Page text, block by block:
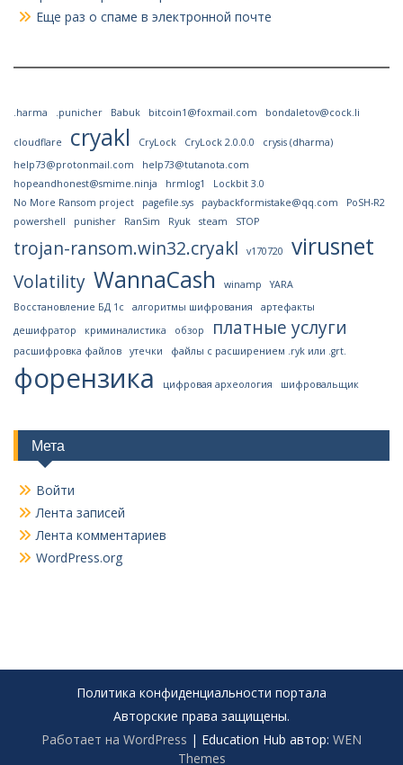
Еще раз о спаме в электронной почте
.harma .punicher Babuk bitcoin1@foxmail.com bondaletov@cock.li
cloudflare cryakl CryLock CryLock 2.0.0.0
crysis (dharma)
help73@protonmail.com
help73@tutanota.com
hopeandhonest@smime.ninja
hrmlog1
Lockbit 3.0
No More Ransom project
pagefile.sys paybackformistake@qq.com
PoSH-R2
powershell
punisher RanSim Ryuk steam STOP
trojan-ransom.win32.cryakl v170720 virusnet
Volatility WannaCash winamp
YARA
Восстановление БД 1с
алгоритмы шифрования
артефакты
дешифратор
криминалистика обзор платные услуги
расшифровка файлов утечки файлы с расширением .ryk или .grt.
форензика цифровая археология шифровальщик
Мета
Войти
Лента записей
Лента комментариев
WordPress.org
Политика конфиденциальности портала
Авторские права защищены.
Работает на WordPress | Education Hub автор: WEN
Themes